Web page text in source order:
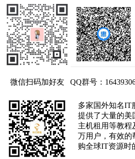
微信扫码加好友 QQ群号：
多家国外知名IT
提供了大量的美
主机租用等教程
万用户，有效的
购全球IT资源时